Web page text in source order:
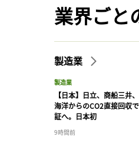
業界ごと
製造業
製造業
【日本】日立、商船三井、
海洋からのCO2直接回収
証へ。日本初
9時間前